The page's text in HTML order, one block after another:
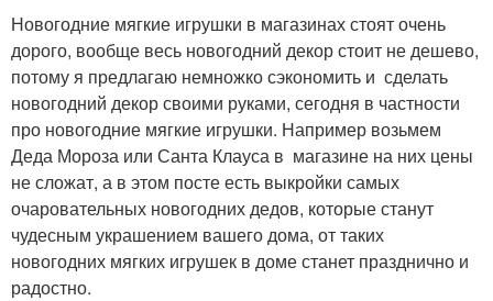
Новогодние мягкие игрушки в магазинах стоят очень
дорого, вообще весь новогодний декор стоит не дешево,
потому я предлагаю немножко сэкономить и сделать
новогодний декор своими руками, сегодня в частности
про новогодние мягкие игрушки. Например возьмем
Деда Мороза или Санта Клауса в магазине на них цены
не сложат, а в этом посте есть выкройки самых
очаровательных новогодних дедов, которые станут
чудесным украшением вашего дома, от таких
новогодних мягких игрушек в доме станет празднично и
радостно.